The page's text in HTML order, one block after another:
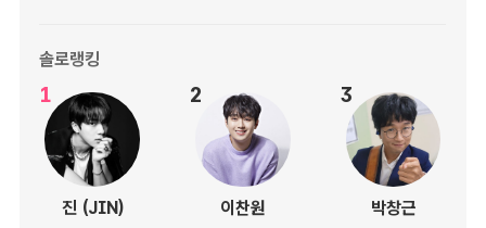
솔로랭킹
1
진 (JIN)
2
이찬원
3
박창근